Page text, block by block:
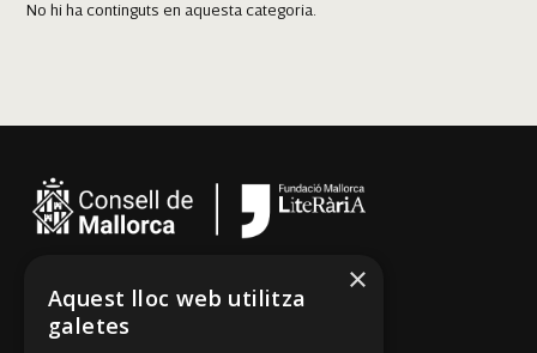
No hi ha continguts en aquesta categoria.
Cançoner
Tradicionari
×
Aquest lloc web utilitza
galetes